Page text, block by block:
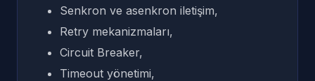
Senkron ve asenkron iletişim,
Retry mekanizmaları,
Circuit Breaker,
Timeout yönetimi,